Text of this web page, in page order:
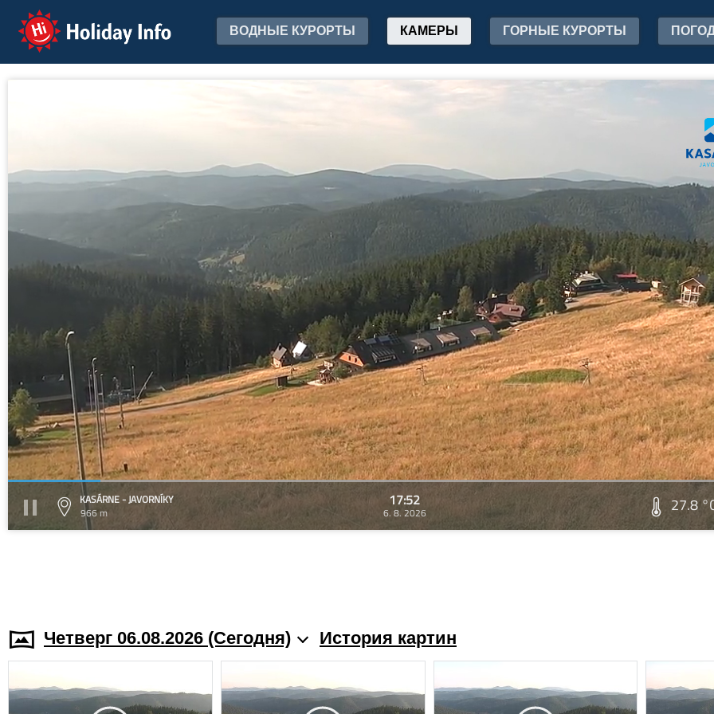
Holiday Info ВОДНЫЕ КУРОРТЫ КАМЕРЫ ГОРНЫЕ КУРОРТЫ
KASÁRNE - JAVORNÍKY
966 m
17:52
6. 8. 2026 27.8
Четверг 06.08.2026 (Cегодня) История картин